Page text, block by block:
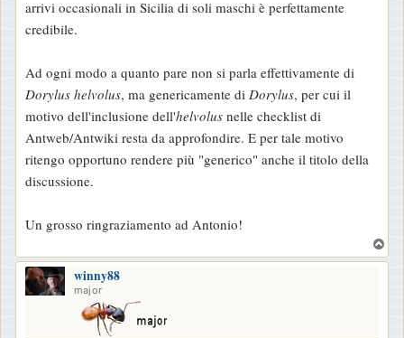
arrivi occasionali in Sicilia di soli maschi è perfettamente
credibile.
Ad ogni modo a quanto pare non si parla effettivamente di
Dorylus helvolus, ma genericamente di Dorylus, per cui il
motivo dell'inclusione dell'helvolus nelle checklist di
Antweb/Antwiki resta da approfondire. E per tale motivo
ritengo opportuno rendere più "generico" anche il titolo della
discussione.
Un grosso ringraziamento ad Antonio!
o
winny88
major